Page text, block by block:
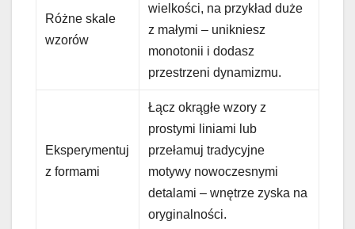
Różne skale
wzorów
wielkości, na przykład duże
z małymi – unikniesz
monotonii i dodasz
przestrzeni dynamizmu.
Eksperymentuj
z formami
Łącz okrągłe wzory z
prostymi liniami lub
przełamuj tradycyjne
motywy nowoczesnymi
detalami – wnętrze zyska na
oryginalności.